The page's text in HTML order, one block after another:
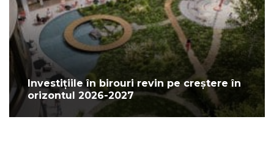
Investițiile în birouri revin pe creștere în
orizontul 2026-2027